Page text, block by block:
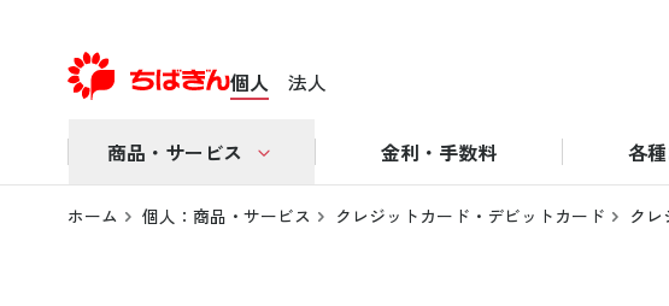
個人 法人
商品・サービス 金利・手数料 各
ホーム 個人：商品・サービス クレジットカード・デビットカード クレ